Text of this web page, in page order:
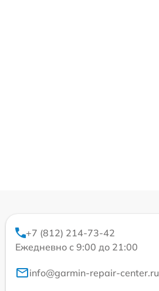
+7 (812) 214-73-42
Ежедневно с 9:00 до 21:00
info@garmin-repair-center.ru